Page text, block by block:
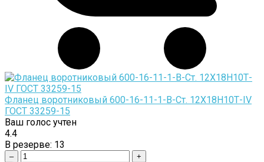
Фланец воротниковый 600-16-11-1-B-Cт. 12Х18Н10Т-IV
ГОСТ 33259-15
Ваш голос учтен
4.4
В резерве: 13
– +